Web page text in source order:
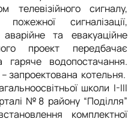
телевізійного сигналу,
сигналізації,
та евакуаційне
проект передбачає
водопостачання.
запроектована котельня.
школи I-III
№8 району “Поділля”
комплектної